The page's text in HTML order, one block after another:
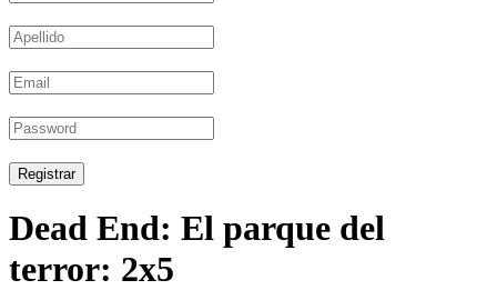
Registrar
Dead End: El parque del
terror: 2x5